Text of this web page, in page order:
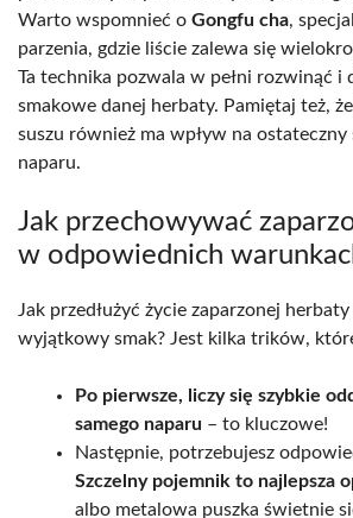
Warto wspomnieć o Gongfu cha,
parzenia, gdzie liście zalewa się
Ta technika pozwala w pełni rozwinąć i
smakowe danej herbaty. Pamiętaj też,
suszu również ma wpływ na ostateczny
naparu.
Jak przechowywać
w odpowiednich
Jak przedłużyć życie zaparzonej
wyjątkowy smak? Jest kilka trików,
Po pierwsze, liczy się szybkie
samego naparu – to kluczowe!
Następnie, potrzebujesz
Szczelny pojemnik to najlepsza
albo metalowa puszka świetnie